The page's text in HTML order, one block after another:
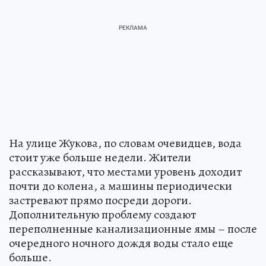
На улице Жукова, по словам очевидцев, вода
стоит уже больше недели. Жители
рассказывают, что местами уровень доходит
почти до колена, а машины периодически
застревают прямо посреди дороги.
Дополнительную проблему создают
переполненные канализационные ямы – после
очередного ночного дождя воды стало еще
больше.